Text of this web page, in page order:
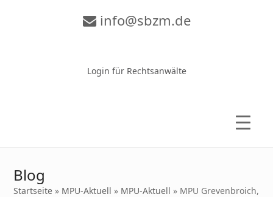
info@sbzm.de
Login für Rechtsanwälte
Blog
Startseite » MPU-Aktuell » MPU-Aktuell » MPU Grevenbroich,